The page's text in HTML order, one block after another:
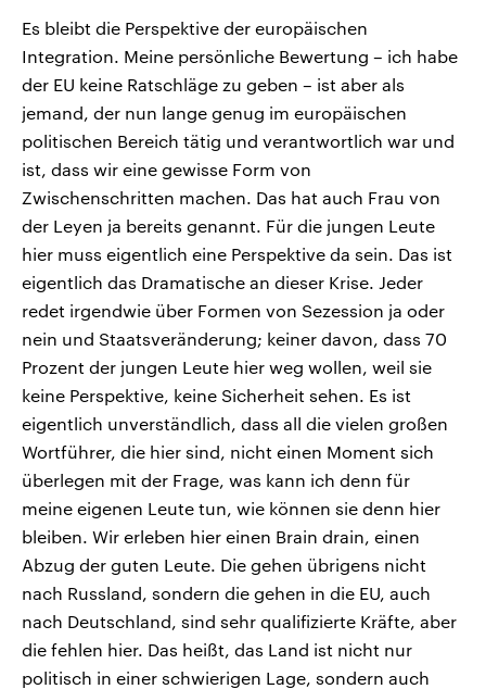
Es bleibt die Perspektive der europäischen
Integration. Meine persönliche Bewertung – ich habe
der EU keine Ratschläge zu geben – ist aber als
jemand, der nun lange genug im europäischen
politischen Bereich tätig und verantwortlich war und
ist, dass wir eine gewisse Form von
Zwischenschritten machen. Das hat auch Frau von
der Leyen ja bereits genannt. Für die jungen Leute
hier muss eigentlich eine Perspektive da sein. Das ist
eigentlich das Dramatische an dieser Krise. Jeder
redet irgendwie über Formen von Sezession ja oder
nein und Staatsveränderung; keiner davon, dass 70
Prozent der jungen Leute hier weg wollen, weil sie
keine Perspektive, keine Sicherheit sehen. Es ist
eigentlich unverständlich, dass all die vielen großen
Wortführer, die hier sind, nicht einen Moment sich
überlegen mit der Frage, was kann ich denn für
meine eigenen Leute tun, wie können sie denn hier
bleiben. Wir erleben hier einen Brain drain, einen
Abzug der guten Leute. Die gehen übrigens nicht
nach Russland, sondern die gehen in die EU, auch
nach Deutschland, sind sehr qualifizierte Kräfte, aber
die fehlen hier. Das heißt, das Land ist nicht nur
politisch in einer schwierigen Lage, sondern auch